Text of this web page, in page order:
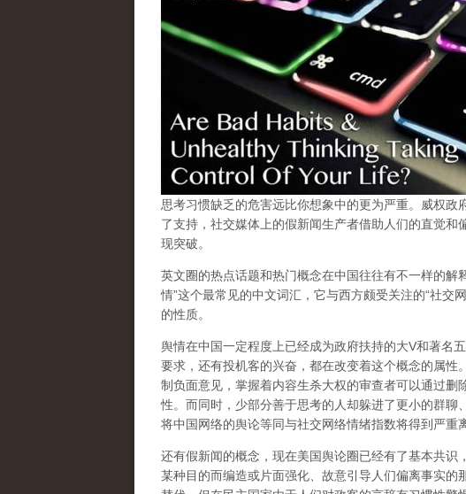
思考习惯缺乏的危害远比你想象中的更为严重。威权
了支持，社交媒体上的假新闻生产者借助人们的直觉
现突破。
英文圈的热点话题和热门概念在中国往往有不一样的
情”这个最常见的中文词汇，它与西方颇受关注的“社交
的性质。
舆情在中国一定程度上已经成为政府扶持的大V和著名
要求，还有投机客的兴奋，都在改变着这个概念的属
制负面意见，掌握着内容生杀大权的审查者可以通过
性。而同时，少部分善于思考的人却躲进了更小的群
将中国网络的舆论等同与社交网络情绪指数将得到严重
还有假新闻的概念，现在美国舆论圈已经有了基本共
某种目的而编造或片面强化、故意引导人们偏离事实的